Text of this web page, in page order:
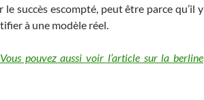
succès escompté, peut être parce qu’il y
à une modèle réel.
Vous pouvez aussi voir l’article sur la berline